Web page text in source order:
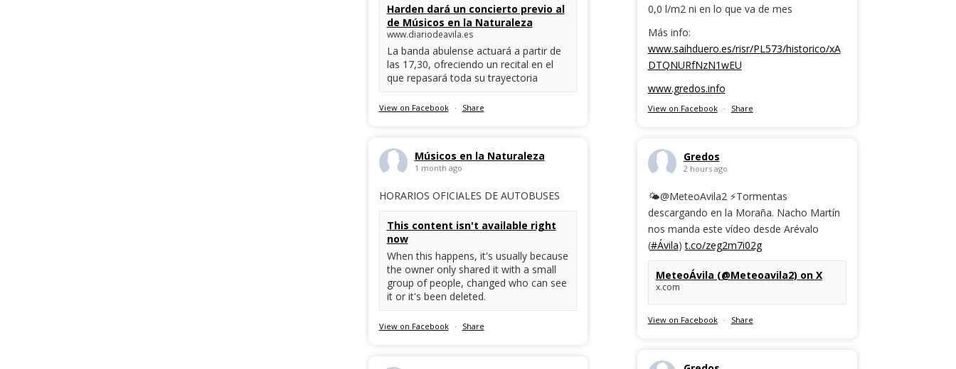
Harden dará un concierto previo al
de Músicos en la Naturaleza
www.diariodeavila.es
La banda abulense actuará a partir de
las 17,30, ofreciendo un recital en el
que repasará toda su trayectoria
View on Facebook · Share
Músicos en la Naturaleza
1 month ago
HORARIOS OFICIALES DE AUTOBUSES
This content isn't available right
now
When this happens, it's usually because
the owner only shared it with a small
group of people, changed who can see
it or it's been deleted.
View on Facebook · Share
0,0 l/m2 ni en lo que va de mes
Más info:
www.saihduero.es/risr/PL573/historico/xA
DTQNURfNzN1wEU
www.gredos.info
View on Facebook · Share
Gredos
2 hours ago
🌤️@MeteoAvila2 ⚡Tormentas
descargando en la Moraña. Nacho Martín
nos manda este vídeo desde Arévalo
(#Ávila)t.co/zeg2m7i02g
MeteoÁvila (@Meteoavila2) on X
x.com
View on Facebook · Share